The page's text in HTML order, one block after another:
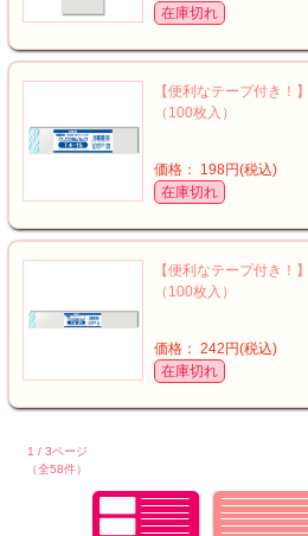
在庫切れ
【便利なテープ付き
（100枚入）
価格： 198円(税込)
在庫切れ
【便利なテープ付き
（100枚入）
価格： 242円(税込)
在庫切れ
1 / 3ページ
（全58件）